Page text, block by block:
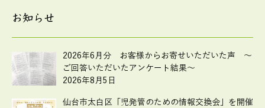
お知らせ
2026年6月分 お客様からお寄せいただいた声 ～
ご回答いただいたアンケート結果～
2026年8月5日
仙台市太白区「児発管のための情報交換会」を開催